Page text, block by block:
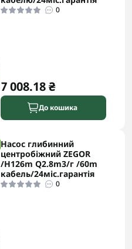
0
7 008.18 ₴
До кошика
Насос глибинний
центробіжний ZEGOR
/H126m Q2.8m3/г /60m
кабель/24міс.гарантія
0